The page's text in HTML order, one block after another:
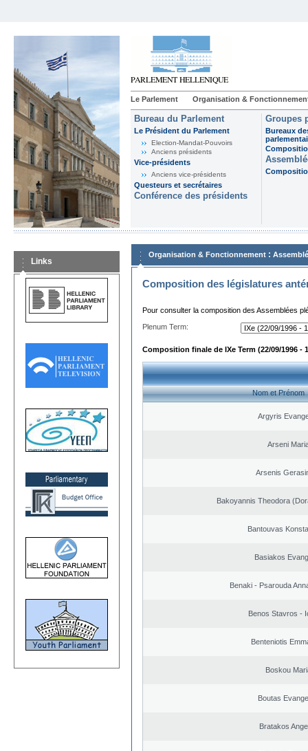
Le Parlement Organisation &
Bureau du Parlement
Le Président du Parlement
Election-Mandat-Pouvoirs
Anciens présidents
Vice-présidents
Anciens vice-présidents
Questeurs et secrétaires
Conférence des présidents
Groupes
Bureaux
Links
Organisation & Fonctionnement :
Composition des législatures
Pour consulter la composition des Assemblées
Plenum Term:
Composition finale de IXe Term (22/09/1996 -
Nom et Prénom
Argyris
Arseni
Arsenis
Bakoyannis Theodora
Bantouvas
Basiakos
Benaki - Psarouda
Benos Stavros -
Benteniotis
Boskou
Boutas
Bratakos